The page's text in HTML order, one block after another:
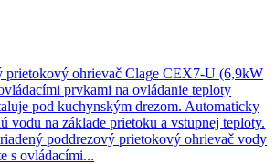
prietokový ohrievač Clage CEX7-U (6,9kW
prvkami na ovládanie teploty
pod kuchynským drezom. Automaticky
vodu na základe prietoku a vstupnej teploty.
poddrezový prietokový ohrievač vody
s ovládacími...